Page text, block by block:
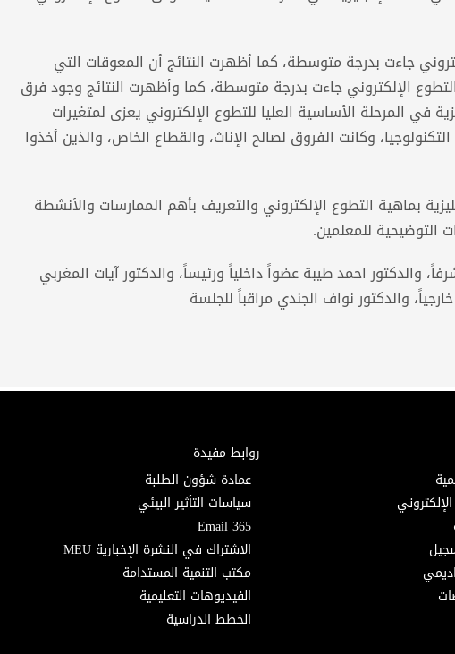
جاءت بدرجة متوسطة، كما أظهرت النتائج أن المعوقات التي
الإلكتروني جاءت بدرجة متوسطة، كما وأظهرت النتائج وجود فرق
في المرحلة الأساسية العليا للتطوع الإلكتروني يعزى لمتغيرات
وكانت الفروق لصالح الإناث، والقطاع الخاص، والذين أخذوا
بماهية التطوع الإلكتروني والتعريف بأهم الممارسات والأنشطة
التوضيحية للمعلمين.
والدكتور احمد طيبة عضواً داخلياً ورئيساً، والدكتور آيات المغربي
والدكتور نواف الجندي مراقباً للجلسة
روابط مفيدة
عمادة شؤون الطلبة
سياسات التأثير البيئي
Email 365
الاشتراك في النشرة الإخبارية MEU
مكتب التنمية المستدامة
الفيديوهات التعليمية
الخطط الدراسية